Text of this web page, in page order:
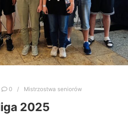
0 Mistrzostwa seniorów
2025